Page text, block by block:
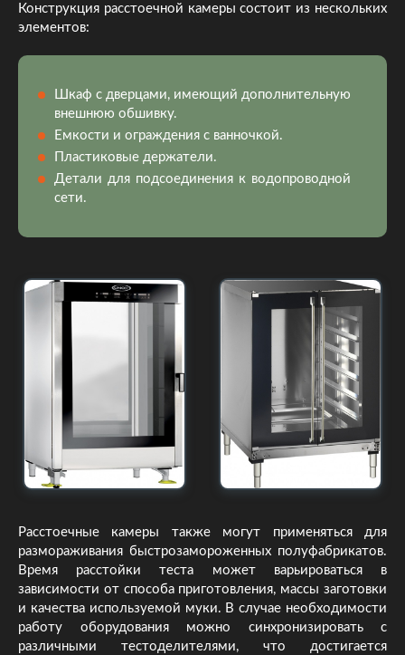
Конструкция расстоечной камеры состоит из нескольких
элементов:
Шкаф с дверцами, имеющий дополнительную
внешнюю обшивку.
Емкости и ограждения с ванночкой.
Пластиковые держатели.
Детали для подсоединения к водопроводной
сети.
Расстоечные камеры также могут применяться для
размораживания быстрозамороженных полуфабрикатов.
Время расстойки теста может варьироваться в
зависимости от способа приготовления, массы заготовки
и качества используемой муки. В случае необходимости
работу оборудования можно синхронизировать с
различными тестоделителями, что достигается